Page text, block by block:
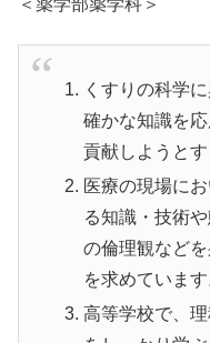
＜薬学部薬学科＞
くすりの科学
確かな知識を
貢献しようとす
医療の現場に
る知識・技術
の倫理観など
を求めています
高等学校で、